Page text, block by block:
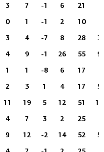
3 7 -1 6 21
0 1 -1 2 10
3 4 -7 8 28
4 9 -1 26 55
1 1 -8 6 17
2 3 1 4 17
11 19 5 12 51
4 7 3 2 25
9 12 -2 14 52